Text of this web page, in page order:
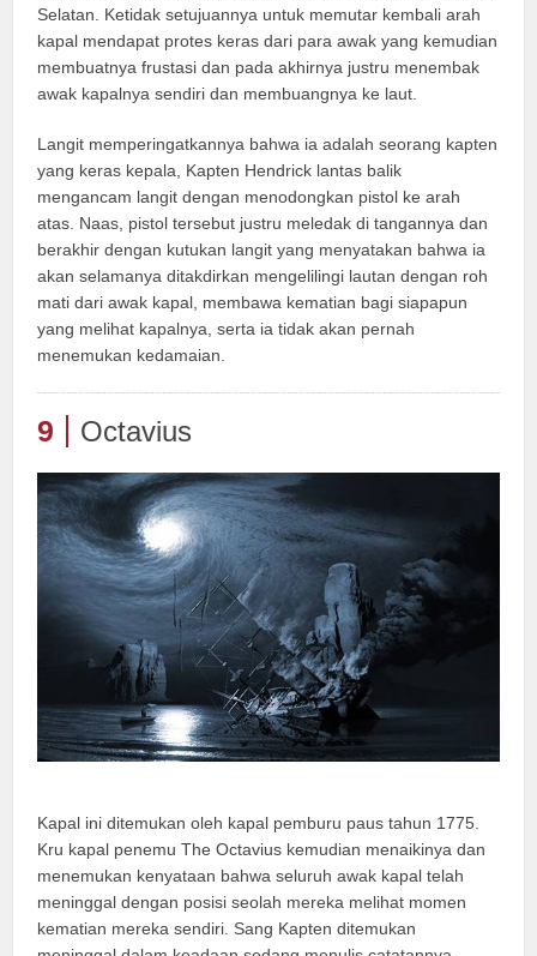
Selatan. Ketidak setujuannya untuk memutar kembali arah
kapal mendapat protes keras dari para awak yang kemudian
membuatnya frustasi dan pada akhirnya justru menembak
awak kapalnya sendiri dan membuangnya ke laut.
Langit memperingatkannya bahwa ia adalah seorang kapten
yang keras kepala, Kapten Hendrick lantas balik
mengancam langit dengan menodongkan pistol ke arah
atas. Naas, pistol tersebut justru meledak di tangannya dan
berakhir dengan kutukan langit yang menyatakan bahwa ia
akan selamanya ditakdirkan mengelilingi lautan dengan roh
mati dari awak kapal, membawa kematian bagi siapapun
yang melihat kapalnya, serta ia tidak akan pernah
menemukan kedamaian.
9 Octavius
Kapal ini ditemukan oleh kapal pemburu paus tahun 1775.
Kru kapal penemu The Octavius kemudian menaikinya dan
menemukan kenyataan bahwa seluruh awak kapal telah
meninggal dengan posisi seolah mereka melihat momen
kematian mereka sendiri. Sang Kapten ditemukan